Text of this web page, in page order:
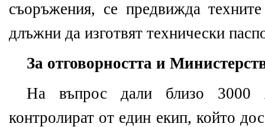
съоръжения, се предвижда
длъжни да изготвят технически
За отговорността и
На въпрос дали близо 3000
контролират от един екип, който